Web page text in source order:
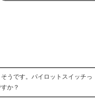
うです。パイロットスイッチっ
か？